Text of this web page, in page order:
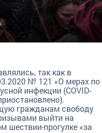
так как в
№ 121 «О мерах по
инфекции (COVID-
гражданам свободу
выйти на
шествии-прогулке «за